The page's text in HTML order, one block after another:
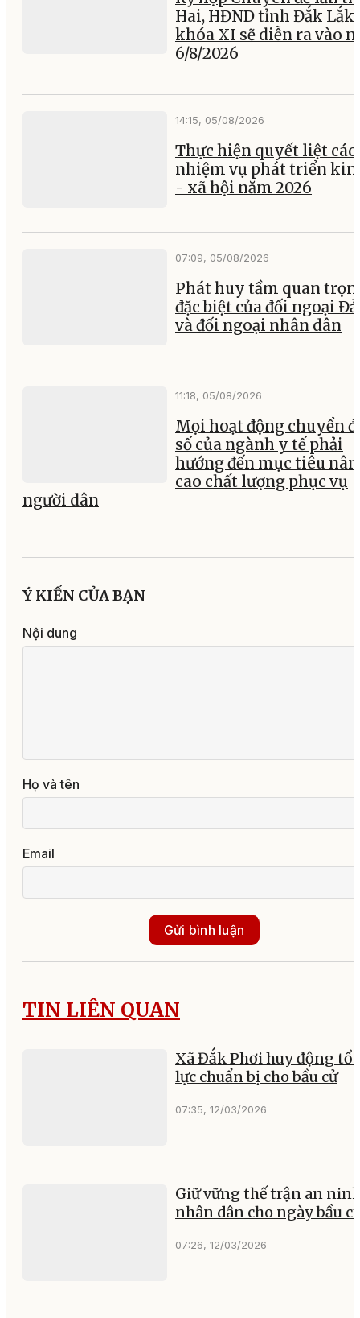
Hai, HĐND tỉnh Đắk Lắk
khóa XI sẽ diễn ra vào
6/8/2026
14:15, 05/08/2026
Thực hiện quyết liệt các
nhiệm vụ phát triển
- xã hội năm 2026
07:09, 05/08/2026
Phát huy tầm quan
đặc biệt của đối ngoại
và đối ngoại nhân dân
11:18, 05/08/2026
Mọi hoạt động chuyển
số của ngành y tế phải
hướng đến mục tiêu
cao chất lượng phục vụ
người dân
Ý KIẾN CỦA BẠN
Nội dung
Họ và tên
Email
Gửi bình luận
TIN LIÊN QUAN
Xã Đắk Phơi huy động
lực chuẩn bị cho bầu cử
07:35, 12/03/2026
Giữ vững thế trận an
nhân dân cho ngày bầu
07:26, 12/03/2026